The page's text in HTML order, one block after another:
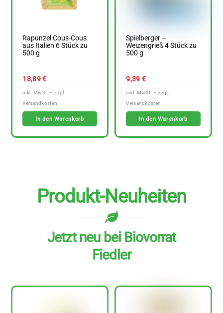
Rapunzel Cous-Cous
aus Italien 6 Stück zu
500 g
18,89€
In den Warenkorb
Spielberger –
Weizengrieß 4 Stück zu
500 g
9,39 €
In den Warenkorb
Produkt-Neuheiten
Jetzt neu bei Biovorrat
Fiedler